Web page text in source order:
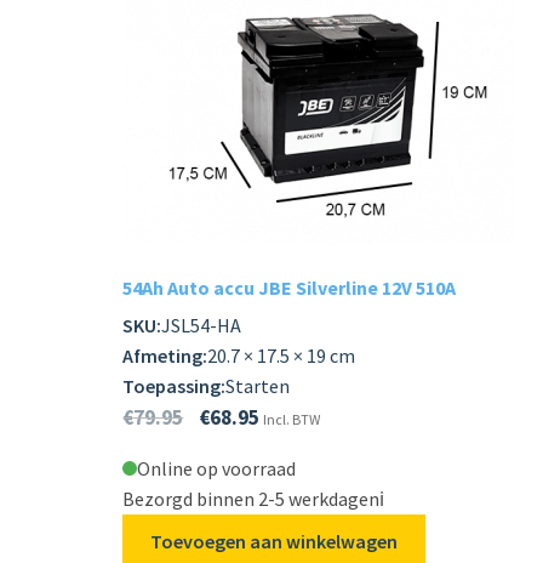
54Ah Auto accu JBE Silverline 12V 510A
SKU:JSL54-HA
Afmeting:20.7 × 17.5 × 19 cm
Toepassing:Starten
€79.95 €68.95 Incl. BTW
Online op voorraad
Bezorgd binnen 2-5 werkdagenℹ️
Toevoegen aan winkelwagen